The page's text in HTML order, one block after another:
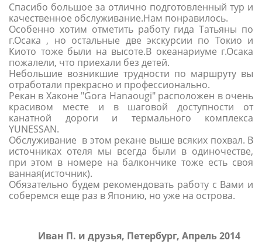
Спасибо большое за отлично подготовленный тур и
качественное обслуживание.Нам понравилось.
Особенно хотим отметить работу гида Татьяны по
г.Осака , но остальные две экскурсии по Токио и
Киото тоже были на высоте.В океанариуме г.Осака
пожалели, что приехали без детей.
Небольшие возникшие трудности по маршруту вы
отработали прекрасно и профессионально.
Рекан в Хаконе "Gora Hanaougi" расположен в очень
красивом месте и в шаговой доступности от
канатной дороги и термального комплекса
YUNESSAN.
Обслуживание в этом рекане выше всяких похвал. В
источниках отеля мы всегда были в одиночестве,
при этом в номере на балкончике тоже есть своя
ванная(источник).
Обязательно будем рекомендовать работу с Вами и
соберемся еще раз в Японию, но уже на острова.
Иван П. и друзья, Петербург, Апрель 2014